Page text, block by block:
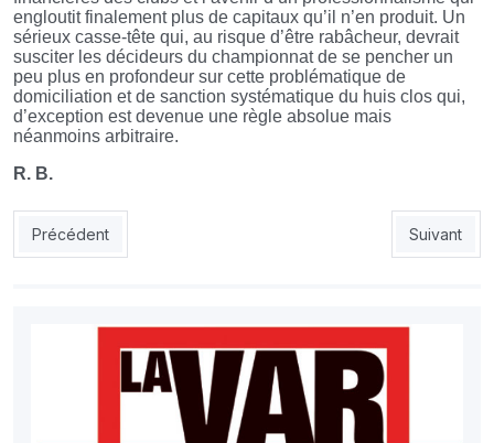
engloutit finalement plus de capitaux qu’il n’en produit. Un
sérieux casse-tête qui, au risque d’être rabâcheur, devrait
susciter les décideurs du championnat de se pencher un
peu plus en profondeur sur cette problématique de
domiciliation et de sanction systématique du huis clos qui,
d’exception est devenue une règle absolue mais
néanmoins arbitraire.
R. B.
Article précédent : C’EST ÇA LE VRAI FOOTBALL !
Précédent Article
Suivant